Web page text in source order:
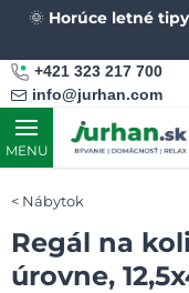
🌞 Horúce letné
+421 323 217 700
info@jurhan.com
MENU
Nábytok
Regál na
úrovne,